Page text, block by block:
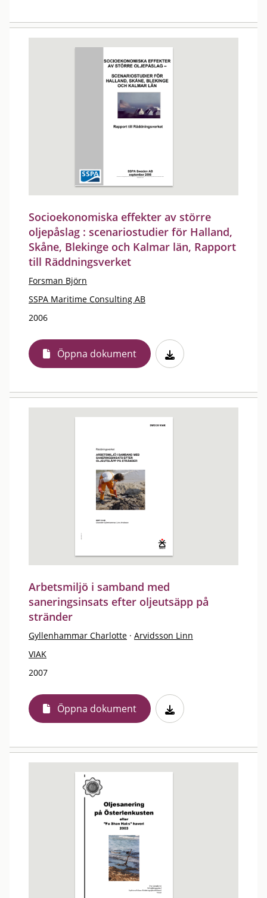
Socioekonomiska effekter av större
oljepåslag : scenariostudier för Halland,
Skåne, Blekinge och Kalmar län, Rapport
till Räddningsverket
Forsman Björn
SSPA Maritime Consulting AB
2006
Öppna dokument
Arbetsmiljö i samband med
saneringsinsats efter oljeutsäpp på
stränder
Gyllenhammar Charlotte · Arvidsson Linn
VIAK
2007
Öppna dokument